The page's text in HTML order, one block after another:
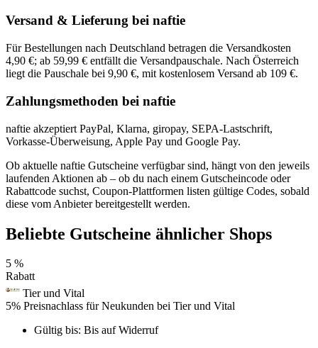
Versand & Lieferung bei naftie
Für Bestellungen nach Deutschland betragen die Versandkosten
4,90 €; ab 59,99 € entfällt die Versandpauschale. Nach Österreich
liegt die Pauschale bei 9,90 €, mit kostenlosem Versand ab 109 €.
Zahlungsmethoden bei naftie
naftie akzeptiert PayPal, Klarna, giropay, SEPA-Lastschrift,
Vorkasse-Überweisung, Apple Pay und Google Pay.
Ob aktuelle naftie Gutscheine verfügbar sind, hängt von den jeweils
laufenden Aktionen ab – ob du nach einem Gutscheincode oder
Rabattcode suchst, Coupon-Plattformen listen gültige Codes, sobald
diese vom Anbieter bereitgestellt werden.
Beliebte Gutscheine ähnlicher Shops
5 %
Rabatt
Tier und Vital
5% Preisnachlass für Neukunden bei Tier und Vital
Gültig bis: Bis auf Widerruf